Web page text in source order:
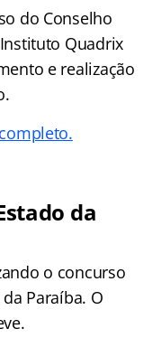
do Conselho
Quadrix
e realização
da
o concurso
Paraíba. O